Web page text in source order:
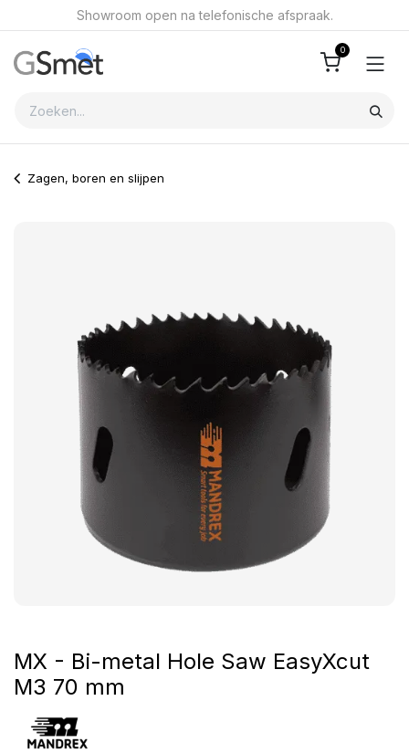
Overslaan naar inhoudShowroom open na telefonische afspraak.
0
Zagen, boren en slijpen
MX - Bi-metal Hole Saw EasyXcut
M3 70 mm